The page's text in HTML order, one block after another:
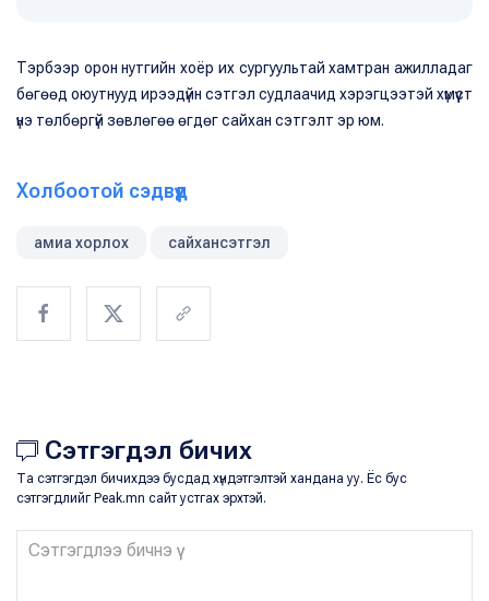
Тэрбээр орон нутгийн хоёр их сургуультай хамтран ажилладаг
бөгөөд оюутнууд ирээдүйн сэтгэл судлаачид хэрэгцээтэй хүмүүст
үнэ төлбөргүй зөвлөгөө өгдөг сайхан сэтгэлт эр юм.
Холбоотой сэдвүүд
амиа хорлох сайхансэтгэл
Сэтгэгдэл бичих
Та сэтгэгдэл бичихдээ бусдад хүндэтгэлтэй хандана уу. Ёс бус
сэтгэгдлийг Peak.mn сайт устгах эрхтэй.